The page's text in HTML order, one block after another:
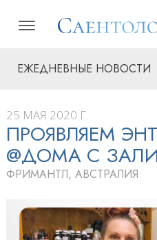
ЕЖЕДНЕВНЫЕ НОВОСТИ
25 МАЯ 2020 Г.
ПРОЯВЛЯЕМ
@ДОМА С
ФРИМАНТЛ, АВСТРАЛИЯ